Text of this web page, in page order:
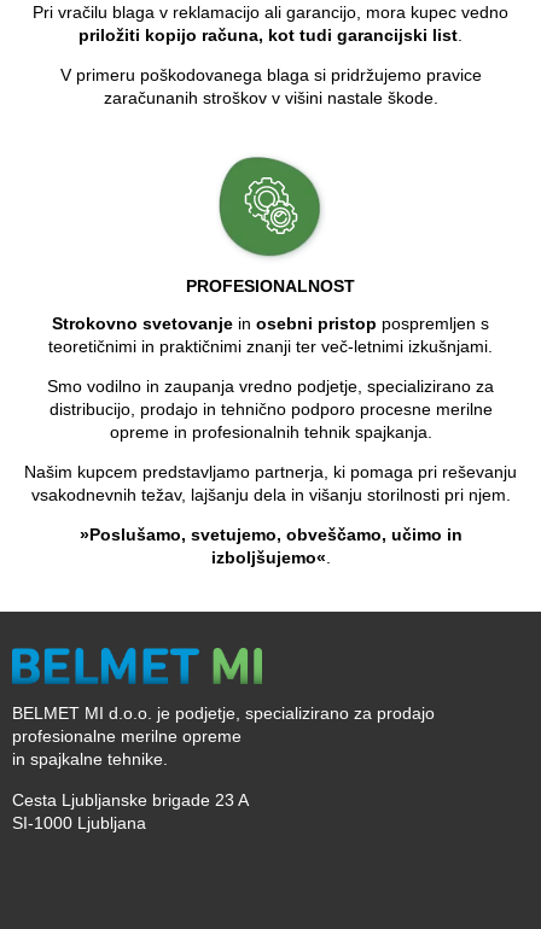
Pri vračilu blaga v reklamacijo ali garancijo, mora kupec vedno
priložiti kopijo računa, kot tudi garancijski list
V primeru poškodovanega blaga si pridržujemo pravice
zaračunanih stroškov v višini nastale škode.
PROFESIONALNOST
Strokovno svetovanje in osebni pristop pospremljen s
teoretičnimi in praktičnimi znanji ter več-letnimi izkušnjami.
Smo vodilno in zaupanja vredno podjetje, specializirano za
distribucijo, prodajo in tehnično podporo procesne merilne
opreme in profesionalnih tehnik spajkanja.
Našim kupcem predstavljamo partnerja, ki pomaga pri reševanju
vsakodnevnih težav, lajšanju dela in višanju storilnosti pri njem.
»Poslušamo, svetujemo, obveščamo, učimo in
izboljšujemo«
BELMET MI d.o.o. je podjetje, specializirano za prodajo
profesionalne merilne opreme
in spajkalne tehnike.
Cesta Ljubljanske brigade 23 A
SI-1000 Ljubljana